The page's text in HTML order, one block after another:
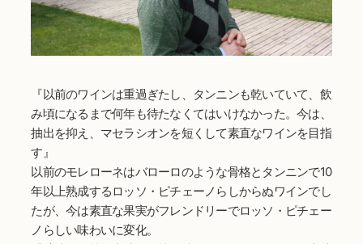
『以前のワインは重過ぎたし、タンニンも乾いていて、飲
み頃になるまで何年も待たなくてはいけなかった。今は、
抽出を抑え、マセラシオンを短くして素直なワインを目指
す』
以前のモレローネはバローロのような骨格とタンニンで10
年以上熟成するロッソ・ピチェーノらしからぬワインでし
たが、今は素直な果実がフレンドリーでロッソ・ピチェー
ノらしい味わいに変化。